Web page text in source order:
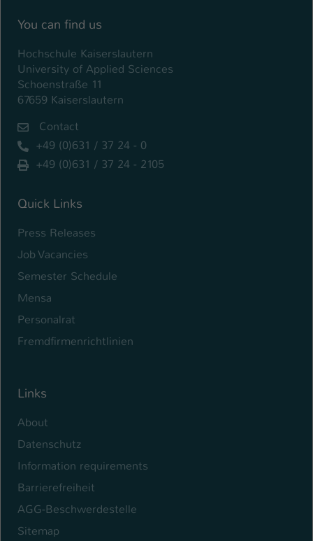
You can find us
Hochschule Kaiserslautern
University of Applied Sciences
Schoenstraße 11
67659 Kaiserslautern
Contact
+49 (0)631 / 37 24 - 0
+49 (0)631 / 37 24 - 2105
Quick Links
Press Releases
Job Vacancies
Semester Schedule
Mensa
Personalrat
Fremdfirmenrichtlinien
Links
About
Datenschutz
Information requirements
Barrierefreiheit
AGG-Beschwerdestelle
Sitemap